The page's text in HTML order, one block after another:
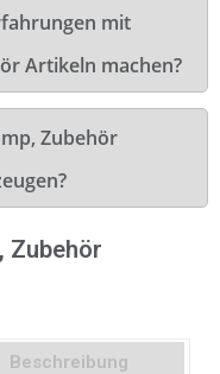
mit
Artikeln machen?
Zubehör
Zubehör
Beschreibung